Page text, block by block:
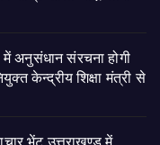
में अनुसंधान संरचना होगी
केन्द्रीय शिक्षा मंत्री से